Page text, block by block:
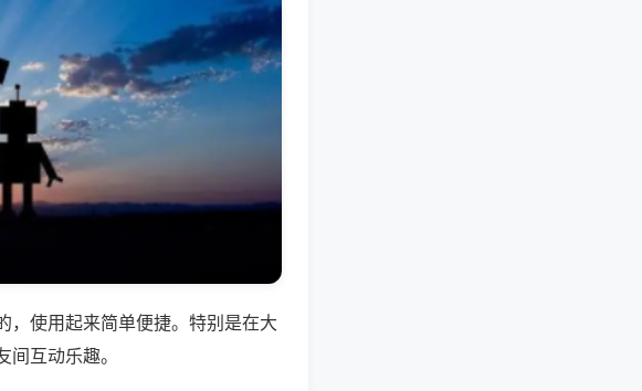
，使用起来简单便捷。特别是在大
互动乐趣。